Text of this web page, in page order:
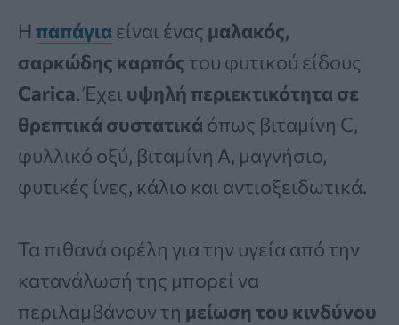
Η παπάγια είναι ένας μαλακός,
σαρκώδης καρπός του φυτικού είδους
Carica. Έχει υψηλή περιεκτικότητα σε
θρεπτικά συστατικά όπως βιταμίνη C,
φυλλικό οξύ, βιταμίνη Α, μαγνήσιο,
φυτικές ίνες, κάλιο και αντιοξειδωτικά.
Τα πιθανά οφέλη για την υγεία από την
κατανάλωσή της μπορεί να
περιλαμβάνουν τη μείωση του κινδύνου